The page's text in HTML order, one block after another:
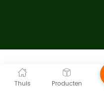
Thuis Producten